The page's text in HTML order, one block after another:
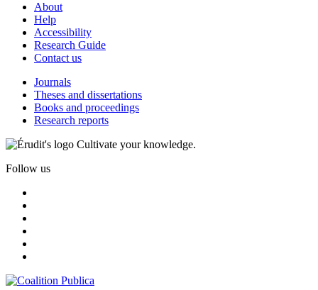
About
Help
Accessibility
Research Guide
Contact us
Journals
Theses and dissertations
Books and proceedings
Research reports
Cultivate your knowledge.
Follow us